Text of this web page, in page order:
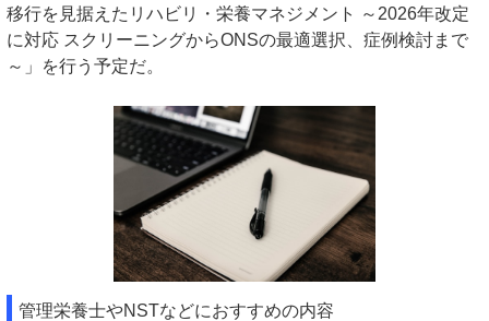
移行を見据えたリハビリ・栄養マネジメント ～2026年改定
に対応 スクリーニングからONSの最適選択、症例検討まで
～」を行う予定だ。
管理栄養士やNSTなどにおすすめの内容